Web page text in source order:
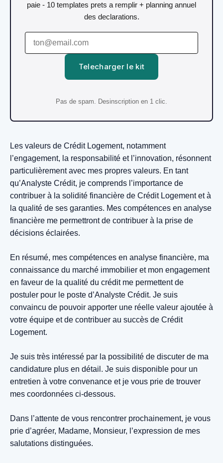
paie - 10 templates prets a remplir + planning annuel
des declarations.
Telecharger le kit
Pas de spam. Desinscription en 1 clic.
Les valeurs de Crédit Logement, notamment
l’engagement, la responsabilité et l’innovation, résonnent
particulièrement avec mes propres valeurs. En tant
qu’Analyste Crédit, je comprends l’importance de
contribuer à la solidité financière de Crédit Logement et à
la qualité de ses garanties. Mes compétences en analyse
financière me permettront de contribuer à la prise de
décisions éclairées.
En résumé, mes compétences en analyse financière, ma
connaissance du marché immobilier et mon engagement
en faveur de la qualité du crédit me permettent de
postuler pour le poste d’Analyste Crédit. Je suis
convaincu de pouvoir apporter une réelle valeur ajoutée à
votre équipe et de contribuer au succès de Crédit
Logement.
Je suis très intéressé par la possibilité de discuter de ma
candidature plus en détail. Je suis disponible pour un
entretien à votre convenance et je vous prie de trouver
mes coordonnées ci-dessous.
Dans l’attente de vous rencontrer prochainement, je vous
prie d’agréer, Madame, Monsieur, l’expression de mes
salutations distinguées.